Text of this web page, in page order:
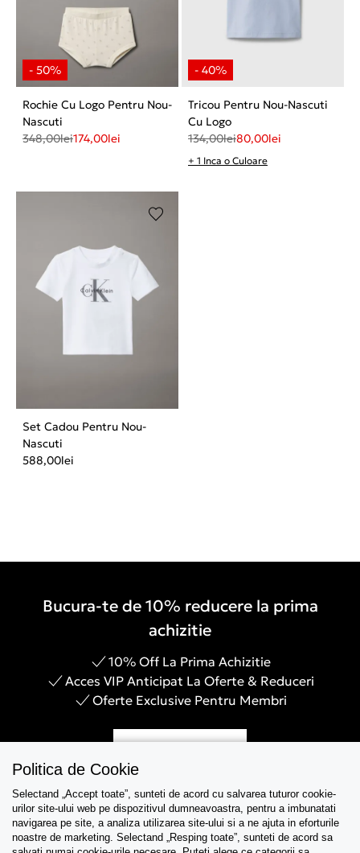
Rochie Cu Logo Pentru Nou-
Nascuti
348,00lei174,00lei
Tricou Pentru Nou-Nascuti
Cu Logo
134,00lei80,00lei
+ 1 Inca o Culoare
Set Cadou Pentru Nou-
Nascuti
588,00lei
Bucura-te de 10% reducere la prima
achizitie
10% Off La Prima Achizitie
Acces VIP Anticipat La Oferte & Reduceri
Oferte Exclusive Pentru Membri
Asistenta
Politica de Cookie
Selectand „Accept toate”, sunteti de acord cu salvarea tuturor cookie-
urilor site-ului web pe dispozitivul dumneavoastra, pentru a imbunatati
navigarea pe site, a analiza utilizarea site-ului si a ne ajuta in eforturile
noastre de marketing. Selectand „Resping toate”, sunteti de acord sa